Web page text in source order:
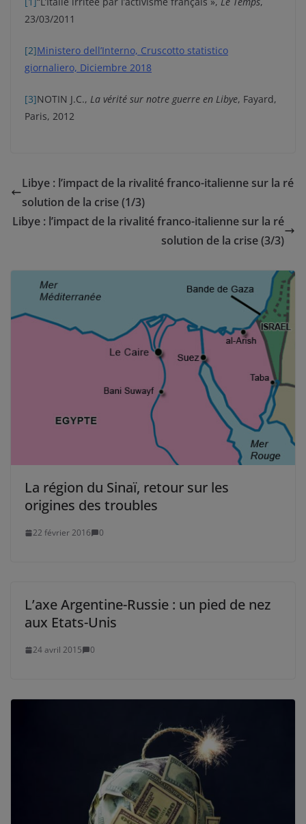
23/03/2011
[2]Ministero dell’Interno, Cruscotto statistico
giornaliero, Diciembre 2018
[3]NOTIN J.C., La vérité sur notre guerre en Libye, Fayard,
Paris, 2012
Libye : l’impact de la rivalité franco-italienne sur la ré
solution de la crise (1/3)
Libye : l’impact de la rivalité franco-italienne sur la ré
solution de la crise (3/3)
La région du Sinaï, retour sur les
origines des troubles
22 février 2016 0
L’axe Argentine-Russie : un pied de nez
aux Etats-Unis
24 avril 2015 0